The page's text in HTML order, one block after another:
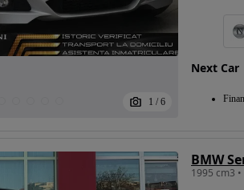
Eligibil pentru
1 / 6
Next Car
BMW
1995 cm3 •